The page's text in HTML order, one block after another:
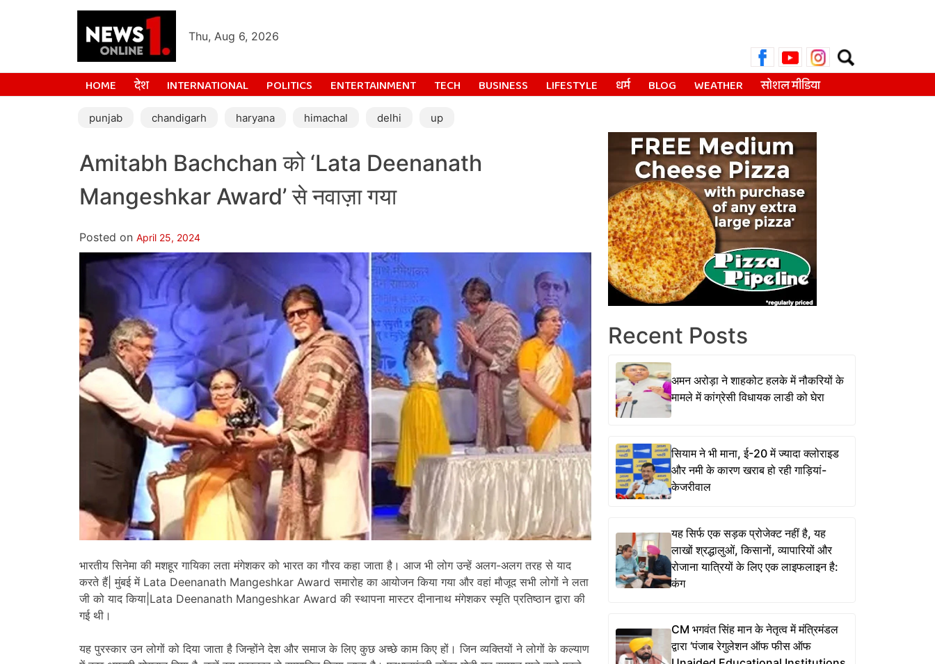
Thu, Aug 6, 2026
Search
for:
HOME देश INTERNATIONAL POLITICS ENTERTAINMENT TECH BUSINESS LIFESTYLE धर्म BLOG WEATHER सोशल मीडिया
punjab chandigarh haryana himachal delhi up
Amitabh Bachchan को ‘Lata Deenanath
Mangeshkar Award’ से नवाज़ा गया
Posted on April 25, 2024
भारतीय सिनेमा की मशहूर गायिका लता मंगेशकर को भारत का गौरव कहा जाता है। आज भी लोग उन्हें अलग-अलग तरह से याद
करते हैं| मुंबई में Lata Deenanath Mangeshkar Award समारोह का आयोजन किया गया और वहां मौजूद सभी लोगों ने लता
जी को याद किया|Lata Deenanath Mangeshkar Award की स्थापना मास्टर दीनानाथ मंगेशकर स्मृति प्रतिष्ठान द्वारा की
गई थी।
यह पुरस्कार उन लोगों को दिया जाता है जिन्होंने देश और समाज के लिए कुछ अच्छे काम किए हों। जिन व्यक्तियों ने लोगों के कल्याण
Recent Posts
अमन अरोड़ा ने शाहकोट हलके में नौकरियों के
मामले में कांग्रेसी विधायक लाडी को घेरा
सियाम ने भी माना, ई-20 में ज्यादा क्लोराइड
और नमी के कारण खराब हो रही गाड़ियां-
केजरीवाल
यह सिर्फ एक सड़क प्रोजेक्ट नहीं है, यह
लाखों श्रद्धालुओं, किसानों, व्यापारियों और
रोजाना यात्रियों के लिए एक लाइफलाइन है:
कंग
CM भगवंत सिंह मान के नेतृत्व में मंत्रिमंडल
द्वारा ‘पंजाब रेगुलेशन ऑफ फीस ऑफ